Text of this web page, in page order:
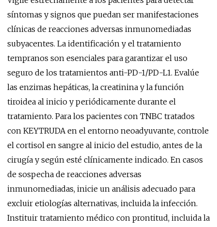
síntomas y signos que puedan ser manifestaciones
clínicas de reacciones adversas inmunomediadas
subyacentes. La identificación y el tratamiento
tempranos son esenciales para garantizar el uso
seguro de los tratamientos anti-PD-1/PD-L1. Evalúe
las enzimas hepáticas, la creatinina y la función
tiroidea al inicio y periódicamente durante el
tratamiento. Para los pacientes con TNBC tratados
con KEYTRUDA en el entorno neoadyuvante, controle
el cortisol en sangre al inicio del estudio, antes de la
cirugía y según esté clínicamente indicado. En casos
de sospecha de reacciones adversas
inmunomediadas, inicie un análisis adecuado para
excluir etiologías alternativas, incluida la infección.
Instituir tratamiento médico con prontitud, incluida la